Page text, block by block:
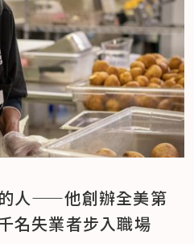
人——他創辦全美第
名失業者步入職場